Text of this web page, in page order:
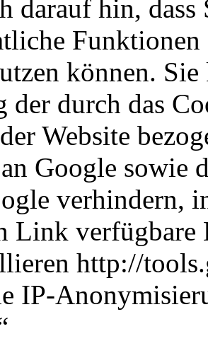
darauf hin,
können.
der durch das
Website
Google sowie
verhindern,
Link verfügbare
http://
IP-